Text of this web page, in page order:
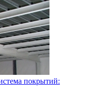
покрытий: